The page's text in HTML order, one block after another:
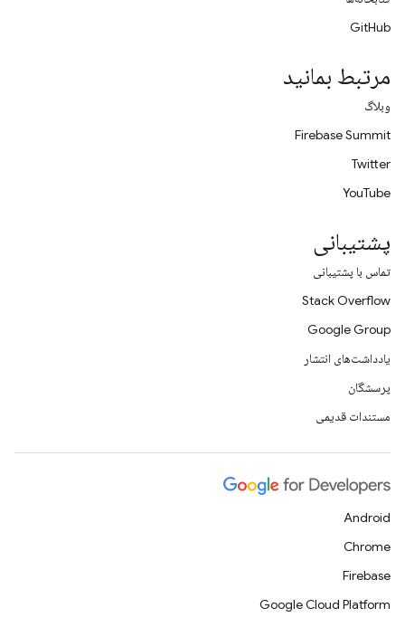
GitHub
مرتبط بمانید
وبلاگ
Firebase Summit
Twitter
YouTube
پشتیبانی
تماس با پشتیبانی
Stack Overflow
Google Group
یادداشت‌های انتشار
پرسشگان
مستندات قدیمی
Android
Chrome
Firebase
Google Cloud Platform